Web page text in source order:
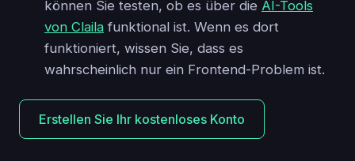
können Sie testen, ob es über die AI-Tools
von Claila funktional ist. Wenn es dort
funktioniert, wissen Sie, dass es
wahrscheinlich nur ein Frontend-Problem ist.
Erstellen Sie Ihr kostenloses Konto